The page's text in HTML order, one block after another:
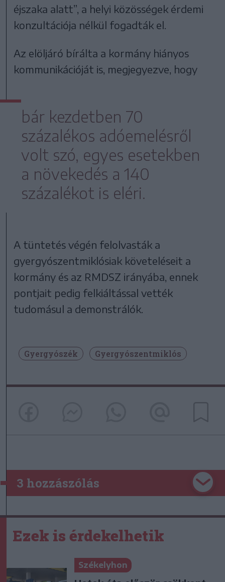
éjszaka alatt”, a helyi közösségek érdemi
konzultációja nélkül fogadták el.
Az elöljáró bírálta a kormány hiányos
kommunikációját is, megjegyezve, hogy
bár kezdetben 70
százalékos adóemelésről
volt szó, egyes esetekben
a növekedés a 140
százalékot is eléri.
A tüntetés végén felolvasták a
gyergyószentmiklósiak követeléseit a
kormány és az RMDSZ irányába, ennek
pontjait pedig felkiáltással vették
tudomásul a demonstrálók.
Gyergyószék Gyergyószentmiklós
3 hozzászólás
Ezek is érdekelhetik
Székelyhon